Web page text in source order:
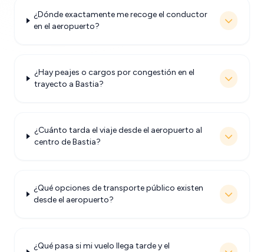
¿Dónde exactamente me recoge el conductor
en el aeropuerto?
¿Hay peajes o cargos por congestión en el
trayecto a Bastia?
¿Cuánto tarda el viaje desde el aeropuerto al
centro de Bastia?
¿Qué opciones de transporte público existen
desde el aeropuerto?
¿Qué pasa si mi vuelo llega tarde y el